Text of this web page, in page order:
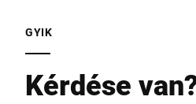
GYIK
Kérdése